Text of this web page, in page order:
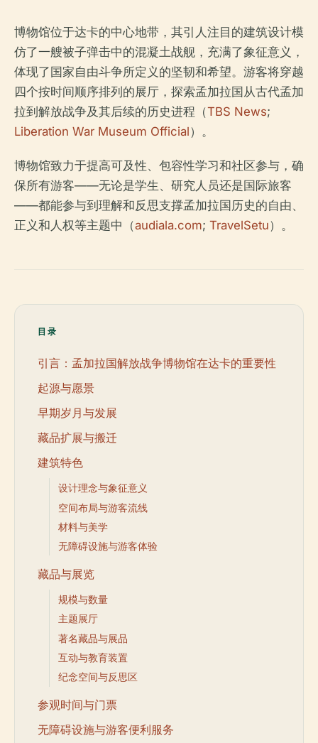
博物馆位于达卡的中心地带，其引人注目的建筑设计模
仿了一艘被子弹击中的混凝土战舰，充满了象征意义，
体现了国家自由斗争所定义的坚韧和希望。游客将穿越
四个按时间顺序排列的展厅，探索孟加拉国从古代孟加
拉到解放战争及其后续的历史进程（TBS News;
Liberation War Museum Official）。
博物馆致力于提高可及性、包容性学习和社区参与，确
保所有游客——无论是学生、研究人员还是国际旅客
——都能参与到理解和反思支撑孟加拉国历史的自由、
正义和人权等主题中（audiala.com; TravelSetu）。
目录
引言：孟加拉国解放战争博物馆在达卡的重要性
起源与愿景
早期岁月与发展
藏品扩展与搬迁
建筑特色
设计理念与象征意义
空间布局与游客流线
材料与美学
无障碍设施与游客体验
藏品与展览
规模与数量
主题展厅
著名藏品与展品
互动与教育装置
纪念空间与反思区
参观时间与门票
无障碍设施与游客便利服务